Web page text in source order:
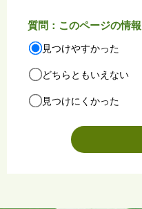
質問：このページの情
見つけやすかった
どちらともいえない
見つけにくかった